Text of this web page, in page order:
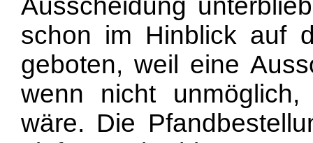
Ausscheidung
schon im Hinblick auf
geboten, weil eine
wenn nicht
wäre. Die